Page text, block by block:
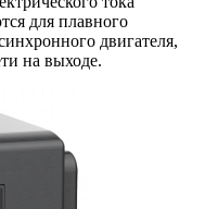
для плавного
двигателя,
на выходе.